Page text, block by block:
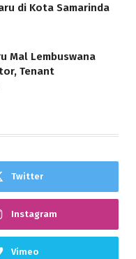
di Kota Samarinda
Mal Lembuswana
Tenant
Twitter
Instagram
Vimeo